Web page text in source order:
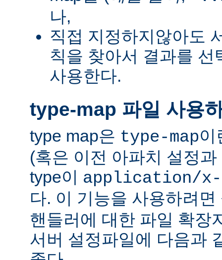
나,
직접 지정하지않아도
칙을 찾아서 결과를
사용한다.
type-map 파일 사용
type map은 type-map이
(혹은 이전 아파치 설정
type이 application/x-
다. 이 기능을 사용하려
핸들러에 대한 파일 확장
서버 설정파일에 다음과